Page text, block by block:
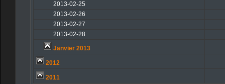
2013-02-25
2013-02-26
2013-02-27
2013-02-28
Janvier 2013
2012
2011